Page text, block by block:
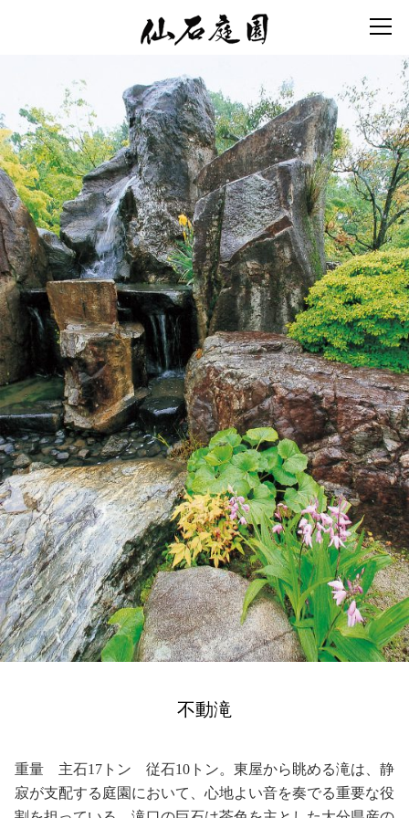
不動滝
重量 主石17トン 従石10トン。 東屋から眺める滝は、静
寂が支配する庭園において、心地よい音を奏でる重要な役